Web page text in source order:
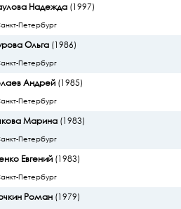
Надежда(1997)
Петербург
Ольга(1986)
Петербург
Андрей(1985)
Петербург
Марина(1983)
Петербург
Евгений(1983)
Петербург
Роман(1979)